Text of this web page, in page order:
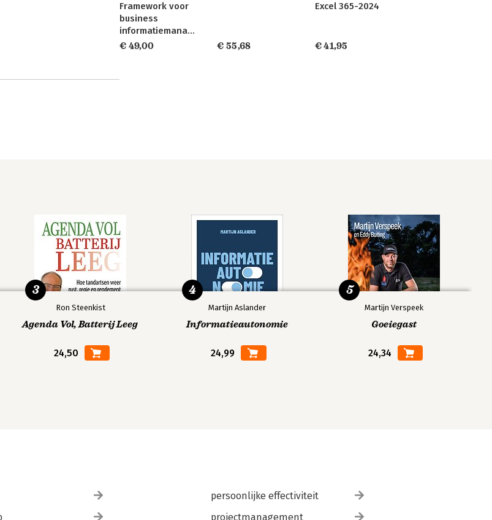
Framework voor
business
informatiemanagement
€ 49,00
€ 55,68
Excel 365-2024
€ 41,95
Ron Steenkist
Agenda Vol, Batterij Leeg
24,50
3
Martijn Aslander
Informatieautonomie
24,99
4
Martijn Verspeek
Goeiegast
24,34
5
persoonlijke effectiviteit
projectmanagement